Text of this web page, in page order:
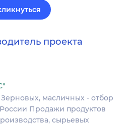
проекта
масличных - отбор
Продажи продуктов
сырьевых